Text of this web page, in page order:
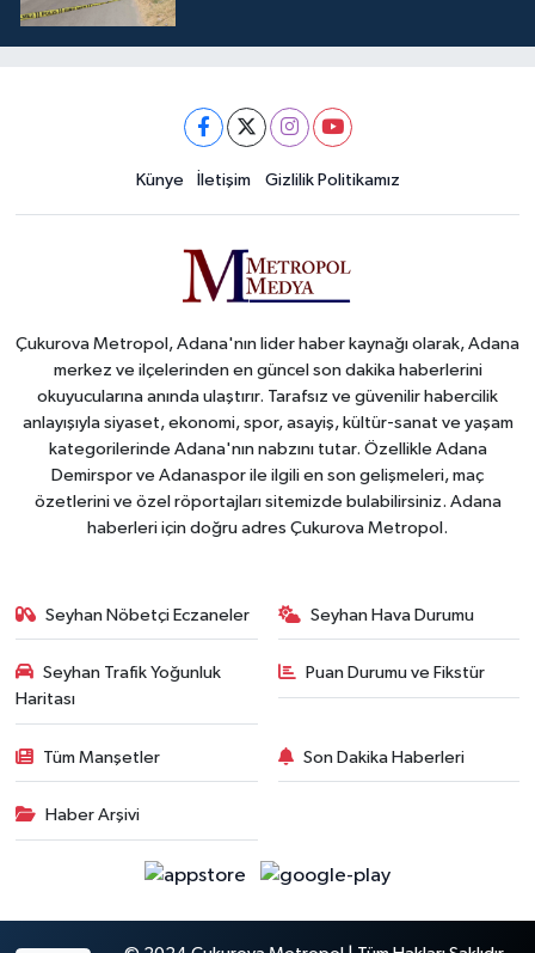
Künye İletişim Gizlilik Politikamız
Çukurova Metropol, Adana'nın lider haber kaynağı olarak, Adana
merkez ve ilçelerinden en güncel son dakika haberlerini
okuyucularına anında ulaştırır. Tarafsız ve güvenilir habercilik
anlayışıyla siyaset, ekonomi, spor, asayiş, kültür-sanat ve yaşam
kategorilerinde Adana'nın nabzını tutar. Özellikle Adana
Demirspor ve Adanaspor ile ilgili en son gelişmeleri, maç
özetlerini ve özel röportajları sitemizde bulabilirsiniz. Adana
haberleri için doğru adres Çukurova Metropol.
Seyhan Nöbetçi Eczaneler Seyhan Hava Durumu
Seyhan Trafik Yoğunluk
Haritası
Puan Durumu ve Fikstür
Tüm Manşetler Son Dakika Haberleri
Haber Arşivi